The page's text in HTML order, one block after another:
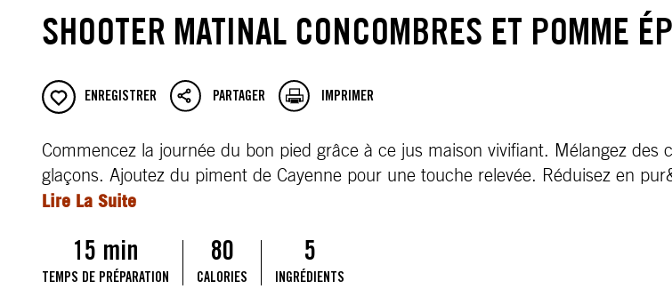
SHOOTER MATINAL CONCOMBRES ET POMME
ENREGISTRER PARTAGER IMPRIMER
Commencez la journée du bon pied grâce à ce jus maison vivifiant. Mélangez
glaçons. Ajoutez du piment de Cayenne pour une touche relevée. Réduisez en
Lire La Suite
15 min
TEMPS DE PRÉPARATION
80
CALORIES
5
INGRÉDIENTS